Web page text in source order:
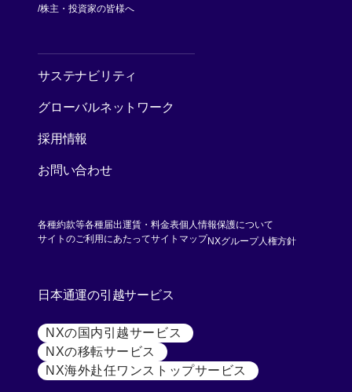
株主・投資家の皆様へ
サステナビリティ
グローバルネットワーク
採用情報
お問い合わせ
各種約款等各種届出運賃・料金表個人情報保護について
サイトのご利用にあたってサイトマップNXグループ人権方針
日本通運の引越サービス
NXの国内引越サービス [別ウィンドウで開く]
NXの移転サービス [別ウィンドウで開く]
NX海外赴任ワンストップサービス [別ウィンドウで